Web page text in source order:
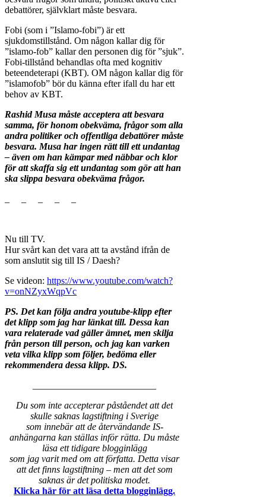
debattörer, självklart måste besvara.
Fobi (som i ”Islamo-fobi”) är ett
sjukdomstillstånd. Om någon kallar dig för
”islamo-fob” kallar den personen dig för ”sjuk”.
Fobi-tillstånd behandlas ofta med kognitiv
beteendeterapi (KBT). OM någon kallar dig för
”islamofob” bör du känna efter ifall du har ett
behov av KBT.
Rashid Musa måste acceptera att besvara
samma, för honom obekväma, frågor som alla
andra politiker och offentliga debattörer måste
besvara. Musa har ingen rätt till ett undantag
– även om han kämpar med näbbar och klor
för att skaffa sig ett undantag som gör att han
ska slippa besvara obekväma frågor.
Nu till TV.
Hur svårt kan det vara att ta avstånd ifrån de
som anslutit sig till IS / Daesh?
Se videon: https://www.youtube.com/watch?
v=onNZyxWqpVc
PS. Det kan följa andra youtube-klipp efter
det klipp som jag har länkat till. Dessa kan
vara relaterade vad gäller ämnet, men skilja
från person till person, och jag kan varken
veta vilka klipp som följer, bedöma eller
rekommendera dessa klipp. DS.
Du som inte accepterar påståendet att det
skulle saknas lagstiftning i Sverige
som innebär att de återvändande IS-
anhängarna kan ställas inför rätta. Du måste
läsa ett tidigare blogginlägg
som jag varit med om att författa. Detta visar
att det finns lagstiftning – men att det som
saknas är det politiska modet.
Klicka här för att läsa detta blogginlägg.